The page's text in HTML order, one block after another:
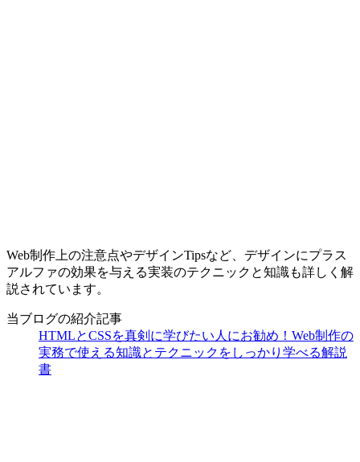
Web制作上の注意点やデザインTipsなど、デザインにプラス
アルファの効果を与える実装のテクニックと知識も詳しく解
説されています。
当ブログの紹介記事
HTMLとCSSを真剣に学びたい人にお勧め！Web制作の
実務で使える知識とテクニックをしっかり学べる解説
書